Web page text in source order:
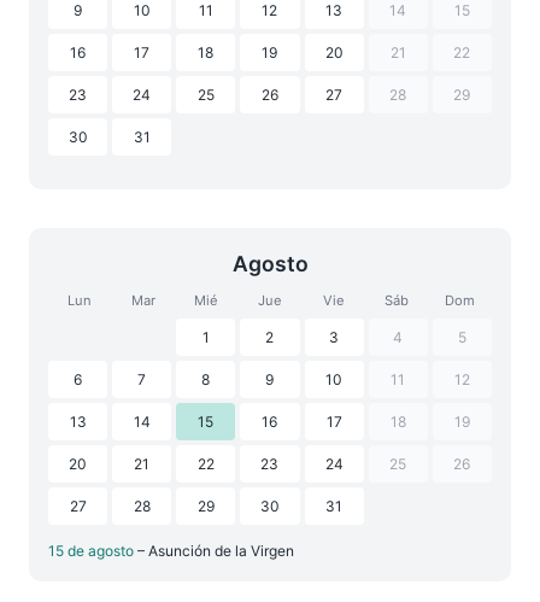
9 10 11 12 13 14 15
16 17 18 19 20 21 22
23 24 25 26 27 28 29
30 31
Agosto
Lun Mar Mié Jue Vie Sáb Dom
1 2 3 4 5
6 7 8 9 10 11 12
13 14 15 16 17 18 19
20 21 22 23 24 25 26
27 28 29 30 31
15 de agosto – Asunción de la Virgen